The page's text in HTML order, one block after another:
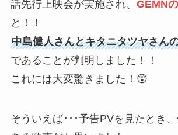
話先行上映会が実施され、 GEMN
と！！
中島健人さんとキタニタツヤさん
であることが判明しました！！
これには大変驚きました！😲
そういえば･･･予告PVを見たとき